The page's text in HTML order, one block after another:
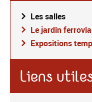
Les salles
Le jardin
Expositions
Liens